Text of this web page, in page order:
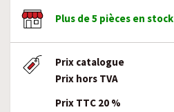
Plus de 5 pièces en stock
Prix catalogue
Prix hors TVA
Prix TTC 20 %